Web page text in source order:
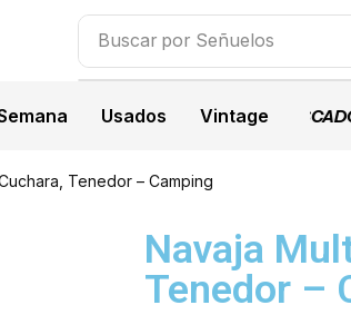
Buscar por Señuelos
Usados Vintage
BIENVENIDOS A JIPESCADOR,
Tenedor – Camping
Navaja
Tenedor –